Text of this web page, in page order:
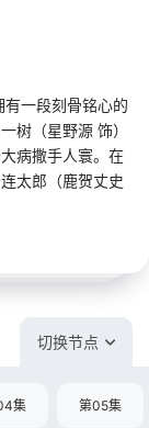
一段刻骨铭心的
树（星野源 饰）
病撒手人寰。在
太郎（鹿贺丈史
切换节点
集 第05集